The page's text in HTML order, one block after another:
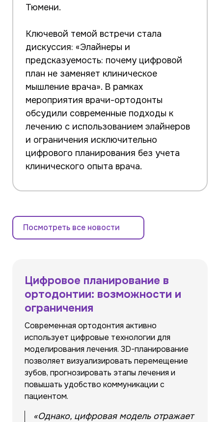
Тюмени.
Ключевой темой встречи стала
дискуссия: «Элайнеры и
предсказуемость: почему цифровой
план не заменяет клиническое
мышление врача». В рамках
мероприятия врачи-ортодонты
обсудили современные подходы к
лечению с использованием элайнеров
и ограничения исключительно
цифрового планирования без учета
клинического опыта врача.
Посмотреть все новости
Цифровое планирование в
ортодонтии: возможности и
ограничения
Современная ортодонтия активно
использует цифровые технологии для
моделирования лечения. 3D-планирование
позволяет визуализировать перемещение
зубов, прогнозировать этапы лечения и
повышать удобство коммуникации с
пациентом.
«Однако, цифровая модель отражает